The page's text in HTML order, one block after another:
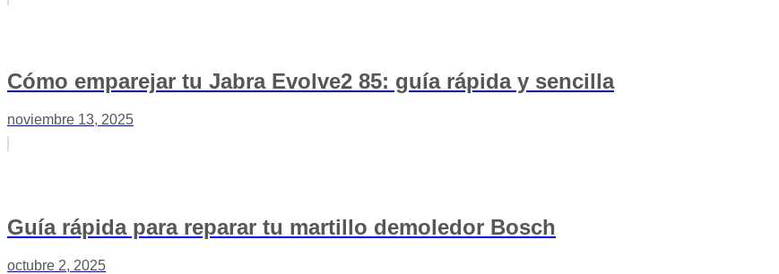
Cómo emparejar tu Jabra Evolve2 85: guía rápida y sencilla
noviembre 13, 2025
Guía rápida para reparar tu martillo demoledor Bosch
octubre 2, 2025